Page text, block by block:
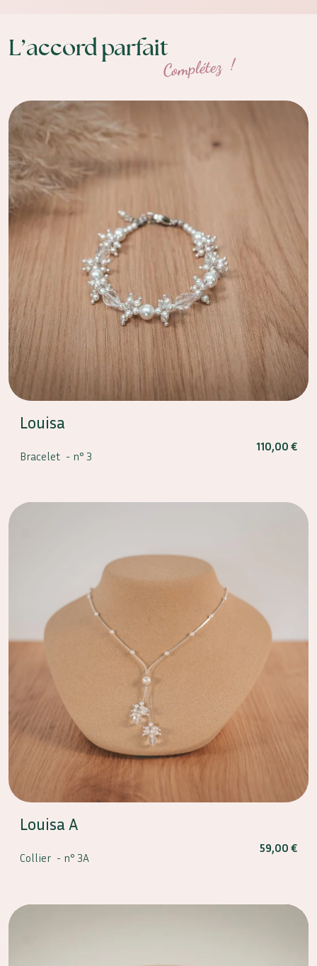
L’accord parfait
Complétez !
Louisa
Bracelet - n° 3
110,00 €
Louisa A
Collier - n° 3A
59,00 €